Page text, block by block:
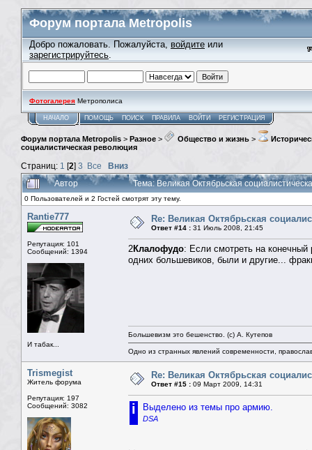
Форум портала Metropolis
Добро пожаловать. Пожалуйста, войдите или
зарегистрируйтесь.
Фотогалерея Метрополиса
НАЧАЛО ПОМОЩЬ ПОИСК ПРАВИЛА ВОЙТИ РЕГИСТРАЦИЯ
Форум портала Metropolis > Разное > Общество и жизнь >
социалистическая революция
Страниц: 1 [2] 3 Все
Вниз
Автор
Тема: Великая Октябрьская
0 Пользователей и 2 Гостей смотрят эту тему.
Rantie777
Репутация: 101
Сообщений: 1394
И табак...
Re: Великая Октябрьская
Ответ #14 : 31 Июль 2008, 21:45
2Клалофудо: Если смотреть на конечный
одних большевиков, были и другие...
Большевизм это бешенство. (с) А. Кутепов
Одно из странных явлений современности,
Trismegist
Житель форума
Репутация: 197
Сообщений: 3082
Re: Великая Октябрьская
Ответ #15 : 09 Март 2009, 14:31
i Выделено из темы про армию.
DSA